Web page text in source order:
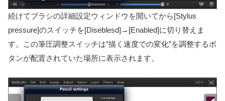
続けてブラシの詳細設定ウィンドウを開いてから[Stylus
pressure]のスイッチを[Diseblesd]→[Enabled]に切り替えま
す。この筆圧調整スイッチは”描く速度での変化”を調整するボ
タンが配置されていた場所に表示されます。